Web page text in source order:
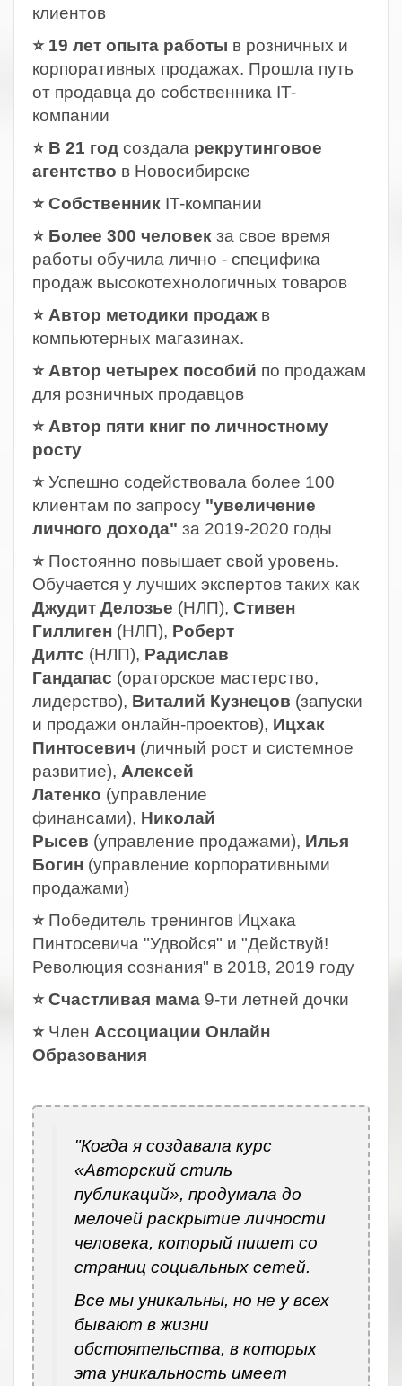
клиентов
⭐ 19 лет опыта работы в розничных и
корпоративных продажах. Прошла путь
от продавца до собственника IT-
компании
⭐ В 21 год создала рекрутинговое
агентство в Новосибирске
⭐ Собственник IT-компании
⭐ Более 300 человек за свое время
работы обучила лично - специфика
продаж высокотехнологичных товаров
⭐ Автор методики продажв
компьютерных магазинах.
⭐ Автор четырех пособий по продажам
для розничных продавцов
⭐ Автор пяти книг по личностному
росту
⭐Успешно содействовала более 100
клиентам по запросу "увеличение
личного дохода" за 2019-2020 годы
⭐ Постоянно повышает свой уровень.
Обучается у лучших экспертов таких как
Джудит Делозье (НЛП), Стивен
Гиллиген (НЛП), Роберт
Дилтс (НЛП), Радислав
Гандапас (ораторское мастерство,
лидерство), Виталий Кузнецов (запуски
и продажи онлайн-проектов), Ицхак
Пинтосевич (личный рост и системное
развитие), Алексей
Латенко (управление
финансами), Николай
Рысев (управление продажами), Илья
Богин (управление корпоративными
продажами)
⭐ Победитель тренингов Ицхака
Пинтосевича "Удвойся" и "Действуй!
Революция сознания" в 2018, 2019 году
⭐ Счастливая мама 9-ти летней дочки
⭐ Член Ассоциации Онлайн
Образования
"Когда я создавала курс
«Авторский стиль
публикаций», продумала до
мелочей раскрытие личности
человека, который пишет со
страниц социальных сетей.
Все мы уникальны, но не у всех
бывают в жизни
обстоятельства, в которых
эта уникальность имеет